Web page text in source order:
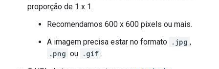
proporção de 1 x 1.
Recomendamos 600 x 600 pixels ou mais.
A imagem precisa estar no formato .jpg ,
.png ou .gif .